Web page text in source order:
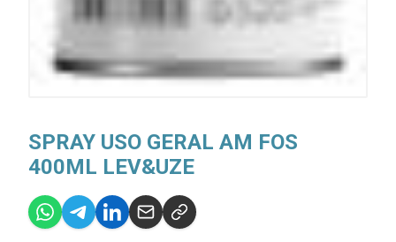
SPRAY USO GERAL AM FOS
400ML LEV&UZE